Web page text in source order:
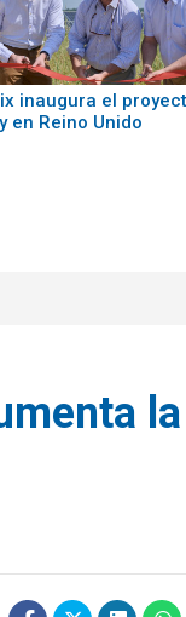
inaugura el
en Reino Unido
la